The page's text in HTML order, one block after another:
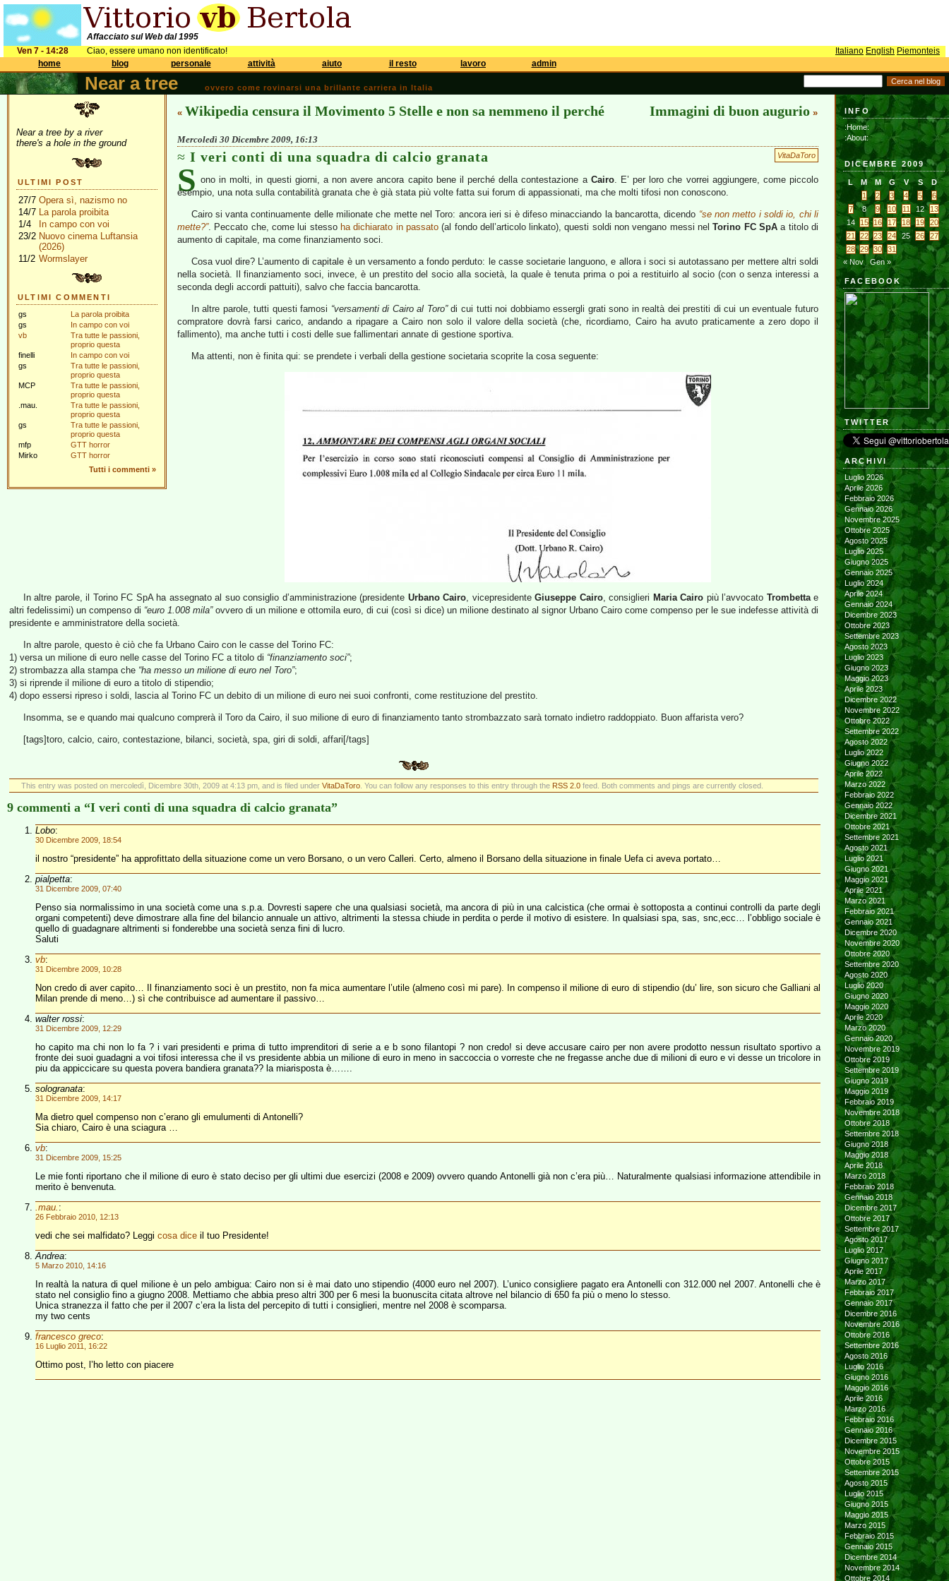
Affacciato sul Web dal 1995
Ven 7 - 14:28
Ciao, essere umano non identificato! Italiano English Piemonteis
home
blog personale attività aiuto il resto lavoro admin
Near a tree ovvero come rovinarsi una brillante carriera in Italia
Near a tree by a river
there's a hole in the ground
ULTIMI POST
27/7 Opera sì, nazismo no
14/7 La parola proibita
1/4
In campo con voi
23/2 Nuovo cinema Luftansia
(2026)
11/2 Wormslayer
ULTIMI COMMENTI
gs
La parola proibita
gs
In campo con voi
vb
Tra tutte le passioni,
proprio questa
finelli
In campo con voi
gs
Tra tutte le passioni,
proprio questa
MCP
Tra tutte le passioni,
proprio questa
.mau.
Tra tutte le passioni,
proprio questa
gs
Tra tutte le passioni,
proprio questa
mfp
GTT horror
Mirko
GTT horror
Tutti i commenti »
« Wikipedia censura il Movimento 5 Stelle e non sa nemmeno il perché Immagini di buon augurio »
Mercoledì 30 Dicembre 2009, 16:13
VitaDaToro
I veri conti di una squadra di calcio granata
S ono in molti, in questi giorni, a non avere ancora capito bene il perché della contestazione a Cairo. E’ per loro che vorrei aggiungere, come piccolo
esempio, una nota sulla contabilità granata che è già stata più volte fatta sui forum di appassionati, ma che molti tifosi non conoscono.
Cairo si vanta continuamente delle milionate che mette nel Toro: ancora ieri si è difeso minacciando la bancarotta, dicendo “se non metto i soldi io, chi li
mette?”. Peccato che, come lui stesso ha dichiarato in passato(al fondo dell’articolo linkato), questi soldi non vengano messi nelTorino FC SpA a titolo di
aumento di capitale, ma come finanziamento soci.
Cosa vuol dire? L’aumento di capitale è un versamento a fondo perduto: le casse societarie languono, e allora i soci si autotassano per mettere altri soldi
nella società. Il finanziamento soci, invece, è un prestito del socio alla società, la quale è tenuta prima o poi a restituirlo al socio (con o senza interessi a
seconda degli accordi pattuiti), salvo che faccia bancarotta.
In altre parole, tutti questi famosi “versamenti di Cairo al Toro”di cui tutti noi dobbiamo essergli grati sono in realtà dei prestiti di cui un eventuale futuro
compratore dovrà farsi carico, andando a ripagare a Cairo non solo il valore della società (che, ricordiamo, Cairo ha avuto praticamente a zero dopo il
fallimento), ma anche tutti i costi delle sue fallimentari annate di gestione sportiva.
Ma attenti, non è finita qui: se prendete i verbali della gestione societaria scoprite la cosa seguente:
In altre parole, il Torino FC SpA ha assegnato al suo consiglio d’amministrazione (presidente Urbano Cairo, vicepresidente Giuseppe Cairo, consiglieri Maria Cairo più l’avvocato Trombettae
altri fedelissimi) un compenso di “euro 1.008 mila”ovvero di un milione e ottomila euro, di cui (così si dice) un milione destinato al signor Urbano Cairo come compenso per le sue indefesse attività di
presidente e amministratore della società.
In altre parole, questo è ciò che fa Urbano Cairo con le casse del Torino FC:
1) versa un milione di euro nelle casse del Torino FC a titolo di “finanziamento soci”;
2) strombazza alla stampa che “ha messo un milione di euro nel Toro”;
3) si riprende il milione di euro a titolo di stipendio;
4) dopo essersi ripreso i soldi, lascia al Torino FC un debito di un milione di euro nei suoi confronti, come restituzione del prestito.
Insomma, se e quando mai qualcuno comprerà il Toro da Cairo, il suo milione di euro di finanziamento tanto strombazzato sarà tornato indietro raddoppiato. Buon affarista vero?
[tags]toro, calcio, cairo, contestazione, bilanci, società, spa, giri di soldi, affari[/tags]
This entry was posted on mercoledì, Dicembre 30th, 2009 at 4:13 pm, and is filed under VitaDaToro. You can follow any responses to this entry through the RSS 2.0feed. Both comments and pings are currently closed.
9 commenti a “I veri conti di una squadra di calcio granata”
Lobo:
30 Dicembre 2009, 18:54
il nostro “presidente” ha approfittato della situazione come un vero Borsano, o un vero Calleri. Certo, almeno il Borsano della situazione in finale Uefa ci aveva portato…
pialpetta:
31 Dicembre 2009, 07:40
Penso sia normalissimo in una società come una s.p.a. Dovresti sapere che una qualsiasi società, ma ancora di più in una calcistica (che ormai è sottoposta a continui controlli da parte degli
organi competenti) deve dimostrare alla fine del bilancio annuale un attivo, altrimenti la stessa chiude in perdita o perde il motivo di esistere. In qualsiasi spa, sas, snc,ecc… l’obbligo sociale è
quello di guadagnare altrimenti si fonderebbe una società senza fini di lucro.
Saluti
vb:
31 Dicembre 2009, 10:28
Non credo di aver capito… Il finanziamento soci è un prestito, non fa mica aumentare l’utile (almeno così mi pare). In compenso il milione di euro di stipendio (du’ lire, son sicuro che Galliani al
Milan prende di meno…) sì che contribuisce ad aumentare il passivo…
walter rossi:
31 Dicembre 2009, 12:29
ho capito ma chi non lo fa ? i vari presidenti e prima di tutto imprenditori di serie a e b sono filantopi ? non credo! si deve accusare cairo per non avere prodotto nessun risultato sportivo a
fronte dei suoi guadagni a voi tifosi interessa che il vs presidente abbia un milione di euro in meno in saccoccia o vorreste che ne fregasse anche due di milioni di euro e vi desse un tricolore in
piu da appiccicare su questa povera bandiera granata?? la miarisposta è…….
sologranata:
31 Dicembre 2009, 14:17
Ma dietro quel compenso non c’erano gli emulumenti di Antonelli?
Sia chiaro, Cairo è una sciagura …
vb:
31 Dicembre 2009, 15:25
Le mie fonti riportano che il milione di euro è stato deciso per gli ultimi due esercizi (2008 e 2009) ovvero quando Antonelli già non c’era più… Naturalmente qualsiasi informazione attendibile in
merito è benvenuta.
.mau. :
26 Febbraio 2010, 12:13
vedi che sei malfidato? Leggi cosa dice il tuo Presidente!
Andrea:
5 Marzo 2010, 14:16
In realtà la natura di quel milione è un pelo ambigua: Cairo non si è mai dato uno stipendio (4000 euro nel 2007). L’unico consigliere pagato era Antonelli con 312.000 nel 2007. Antonelli che è
stato nel consiglio fino a giugno 2008. Mettiamo che abbia preso altri 300 per 6 mesi la buonuscita citata altrove nel bilancio di 650 fa più o meno lo stesso.
Unica stranezza il fatto che per il 2007 c’era la lista del percepito di tutti i consiglieri, mentre nel 2008 è scomparsa.
my two cents
francesco greco:
16 Luglio 2011, 16:22
Ottimo post, l’ho letto con piacere
INFO
:Home:
:About:
DICEMBRE 2009
L M M G V S
D
1
2 3 4 5
6
7
8 9 10 11 12
13
14
15 16 17 18 19
20
21
22 23 24 25 26
27
28
29 30
31
« Nov
Gen »
FACEBOOK
TWITTER
ARCHIVI
Luglio 2026
Aprile 2026
Febbraio 2026
Gennaio 2026
Novembre 2025
Ottobre 2025
Agosto 2025
Luglio 2025
Giugno 2025
Gennaio 2025
Luglio 2024
Aprile 2024
Gennaio 2024
Dicembre 2023
Ottobre 2023
Settembre 2023
Agosto 2023
Luglio 2023
Giugno 2023
Maggio 2023
Aprile 2023
Dicembre 2022
Novembre 2022
Ottobre 2022
Settembre 2022
Agosto 2022
Luglio 2022
Giugno 2022
Aprile 2022
Marzo 2022
Febbraio 2022
Gennaio 2022
Dicembre 2021
Ottobre 2021
Settembre 2021
Agosto 2021
Luglio 2021
Giugno 2021
Maggio 2021
Aprile 2021
Marzo 2021
Febbraio 2021
Gennaio 2021
Dicembre 2020
Novembre 2020
Ottobre 2020
Settembre 2020
Agosto 2020
Luglio 2020
Giugno 2020
Maggio 2020
Aprile 2020
Marzo 2020
Gennaio 2020
Novembre 2019
Ottobre 2019
Settembre 2019
Giugno 2019
Maggio 2019
Febbraio 2019
Novembre 2018
Ottobre 2018
Settembre 2018
Giugno 2018
Maggio 2018
Aprile 2018
Marzo 2018
Febbraio 2018
Gennaio 2018
Dicembre 2017
Ottobre 2017
Settembre 2017
Agosto 2017
Luglio 2017
Giugno 2017
Aprile 2017
Marzo 2017
Febbraio 2017
Gennaio 2017
Dicembre 2016
Novembre 2016
Ottobre 2016
Settembre 2016
Agosto 2016
Luglio 2016
Giugno 2016
Maggio 2016
Aprile 2016
Marzo 2016
Febbraio 2016
Gennaio 2016
Dicembre 2015
Novembre 2015
Ottobre 2015
Settembre 2015
Agosto 2015
Luglio 2015
Giugno 2015
Maggio 2015
Marzo 2015
Febbraio 2015
Gennaio 2015
Dicembre 2014
Novembre 2014
Ottobre 2014